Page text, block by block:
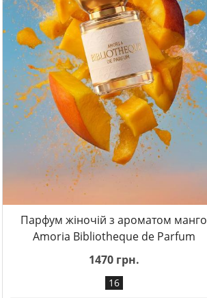
Парфум жіночій з ароматом манго
Amoria Bibliotheque de Parfum
1470 грн.
16